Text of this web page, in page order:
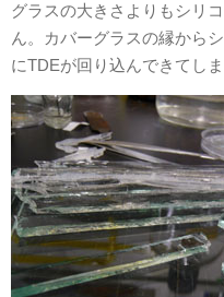
グラスの大きさよりもシリ
ん。カバーグラスの縁から
にTDEが回り込んできてしま